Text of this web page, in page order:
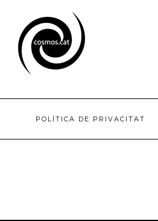
POLÍTICA DE PRIVACITAT